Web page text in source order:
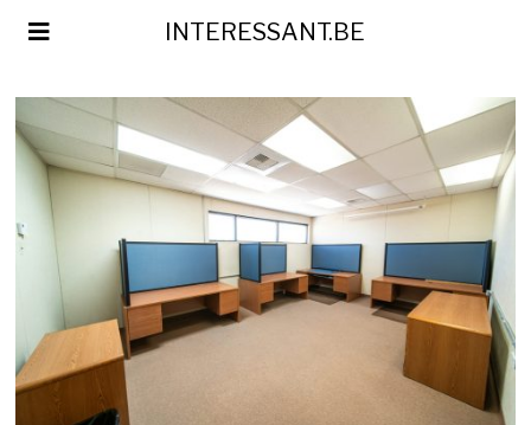
INTERESSANT.BE